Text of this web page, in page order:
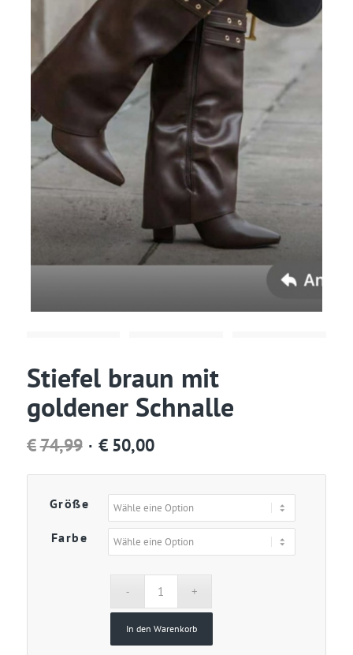
Stiefel braun mit
goldener Schnalle
€74,99 Ursprünglicher
Preis
war:
€74,99
€ 50,00Aktueller
Preis
ist:
€50,00.
Größe
Farbe
In den Warenkorb